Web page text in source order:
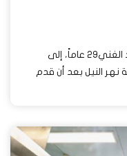
عاين – 8 ابريل 2020 عاد الشاب سمير عبد الغني29 عاماً، إلى
نهر النيل بعد أن قدم